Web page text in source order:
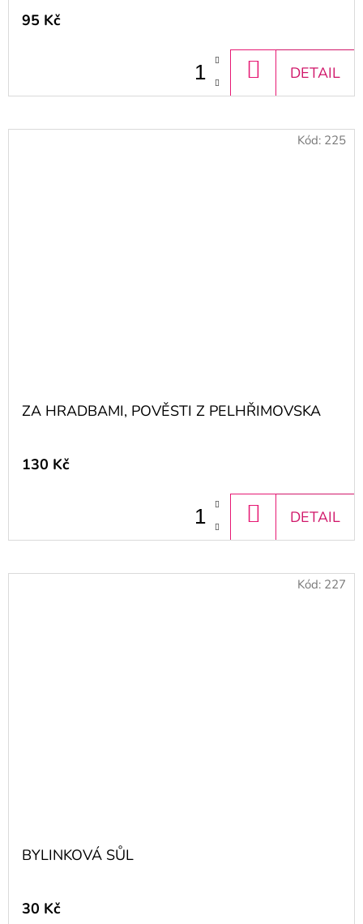
95 Kč
KOŠÍKU
DETAIL
ZA HRADBAMI, POVĚSTI Z PELHŘIMOVSKA
130 Kč
KOŠÍKU
DETAIL
Kód: 225
BYLINKOVÁ SŮL
30 Kč
Kód: 227